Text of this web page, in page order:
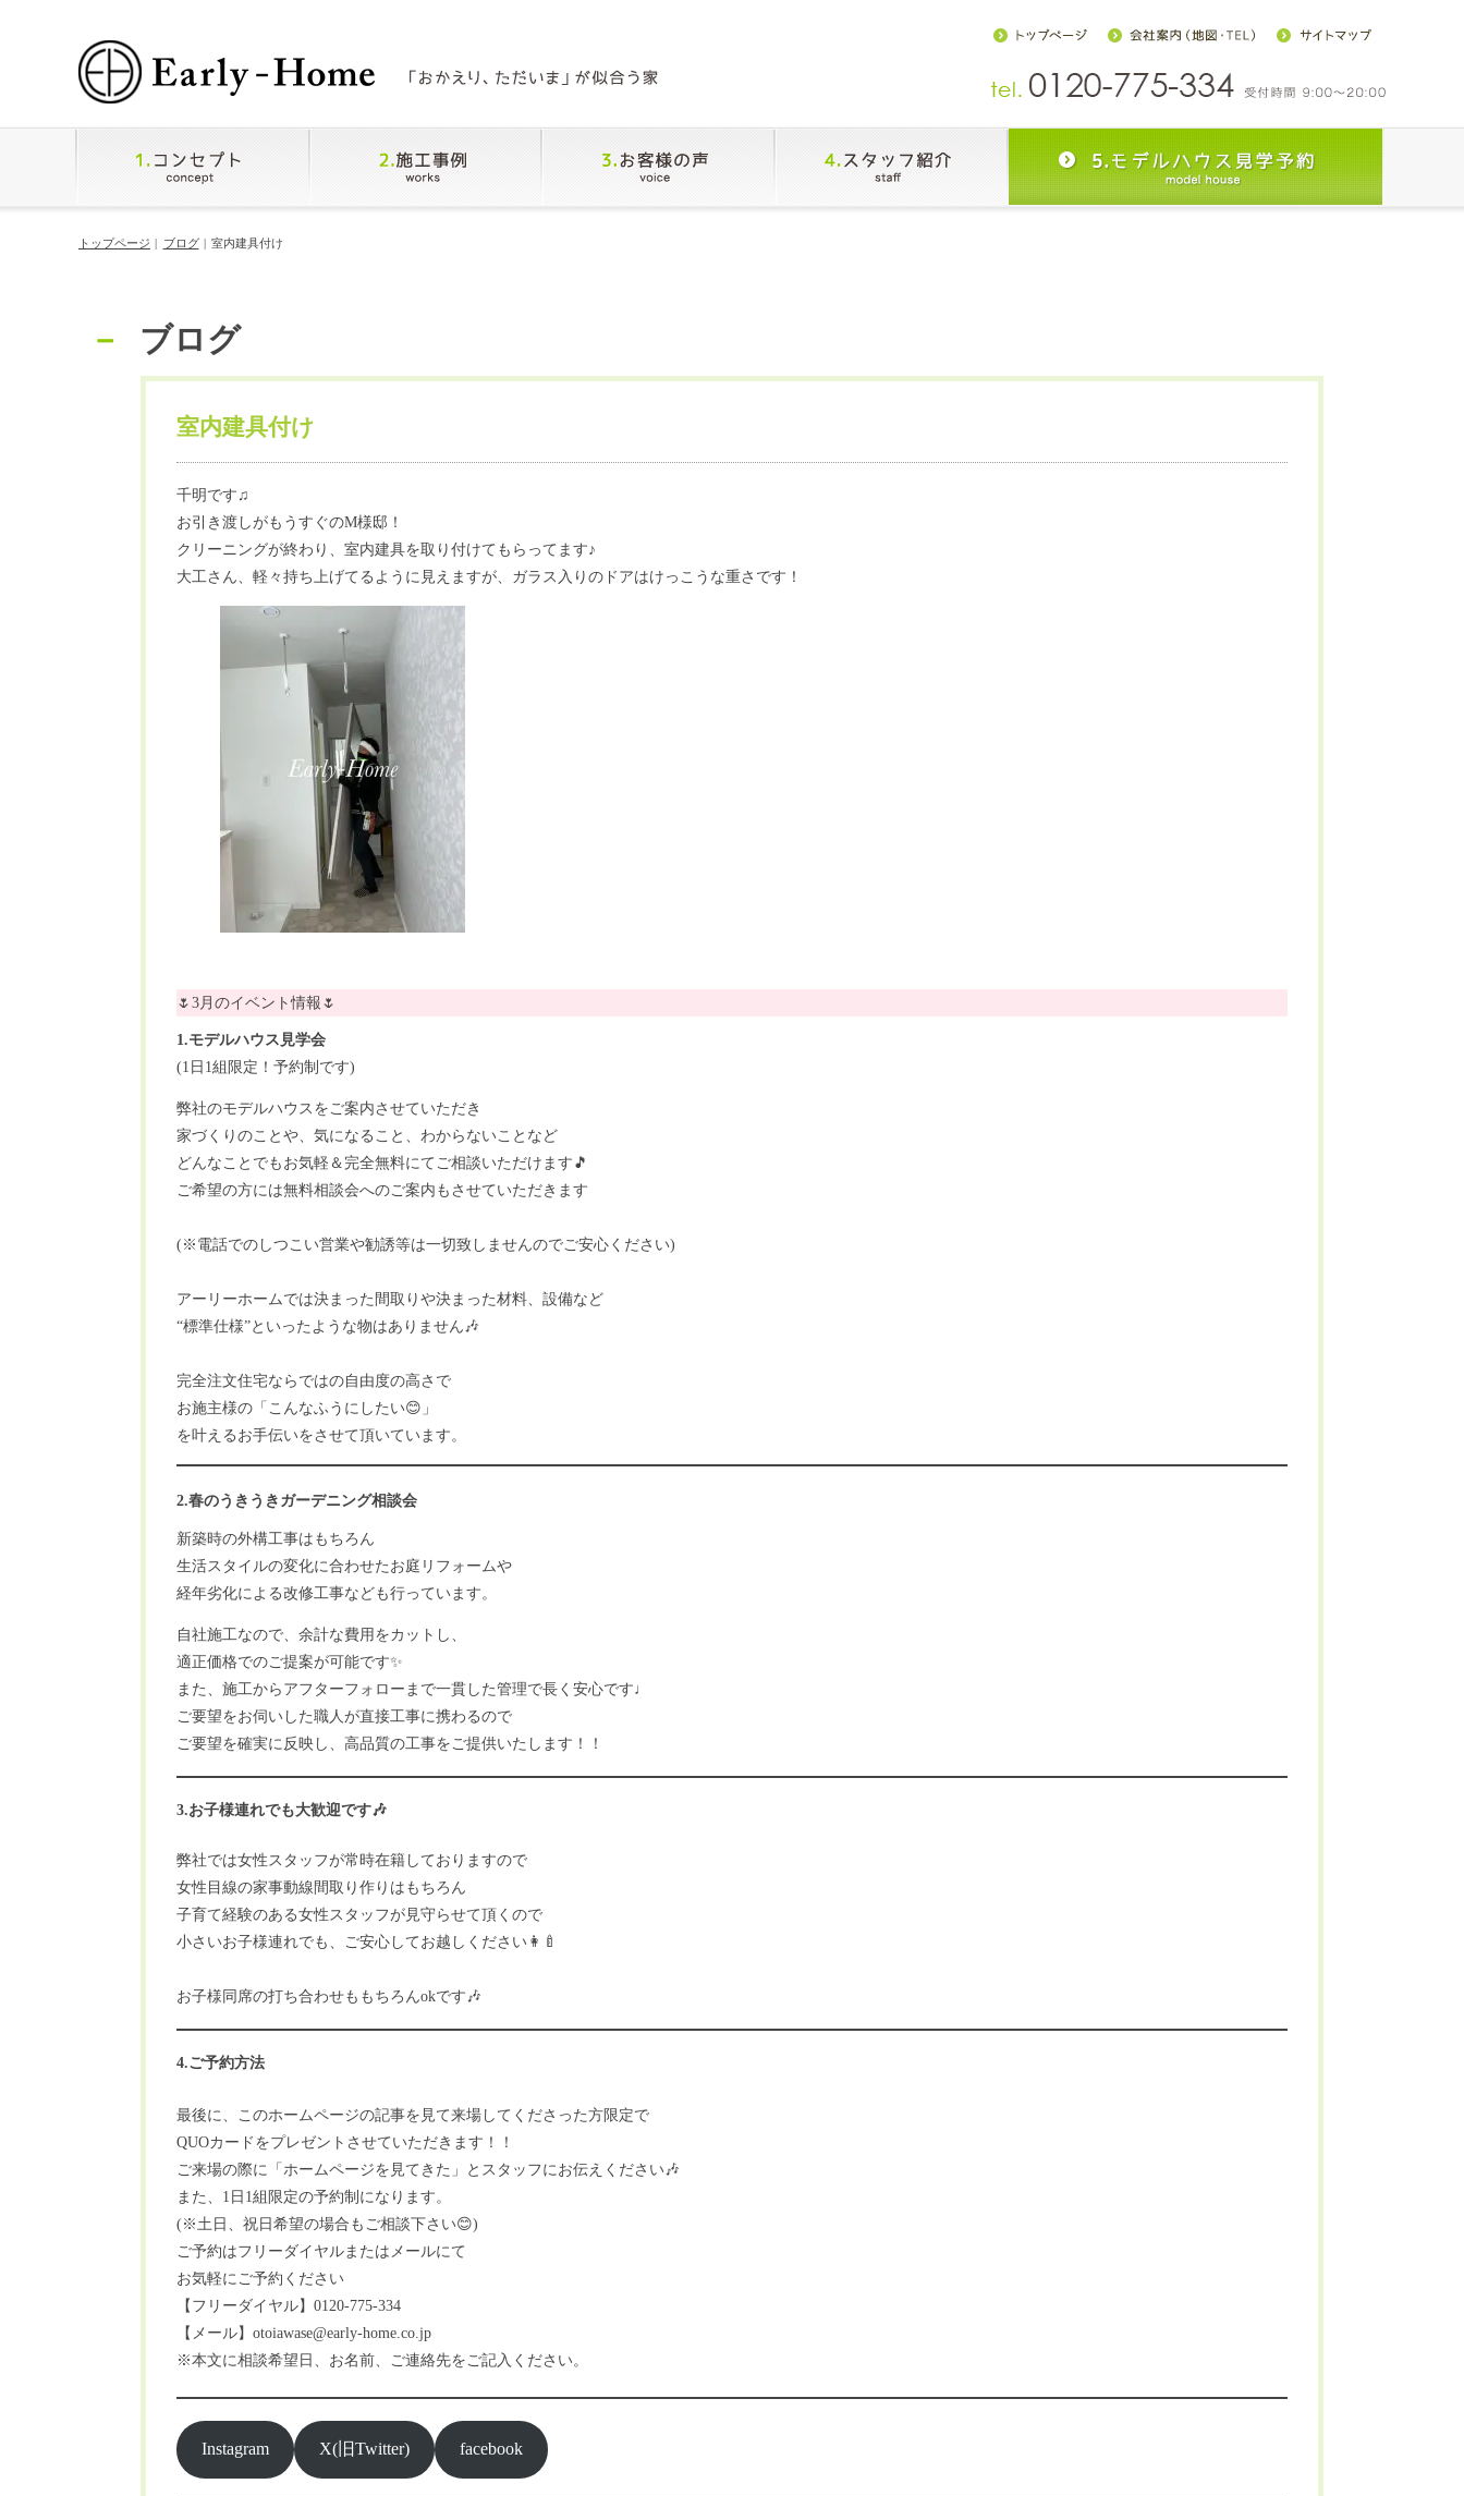
トップページ ブログ 室内建具付け
ブログ
室内建具付け
千明です♫
お引き渡しがもうすぐのM様邸！
クリーニングが終わり、室内建具を取り付けてもらってます♪
大工さん、軽々持ち上げてるように見えますが、ガラス入りのドアはけっこうな重さです！
🌷3月のイベント情報🌷
1.モデルハウス見学会
(1日1組限定！予約制です)
弊社のモデルハウスをご案内させていただき
家づくりのことや、気になること、わからないことなど
どんなことでもお気軽＆完全無料にてご相談いただけます🎵
ご希望の方には無料相談会へのご案内もさせていただきます
(※電話でのしつこい営業や勧誘等は一切致しませんのでご安心ください)
アーリーホームでは決まった間取りや決まった材料、設備など
“標準仕様”といったような物はありません🎶
完全注文住宅ならではの自由度の高さで
お施主様の「こんなふうにしたい😊」
を叶えるお手伝いをさせて頂いています。
2.春のうきうきガーデニング相談会
新築時の外構工事はもちろん
生活スタイルの変化に合わせたお庭リフォームや
経年劣化による改修工事なども行っています。
自社施工なので、余計な費用をカットし、
適正価格でのご提案が可能です✨
また、施工からアフターフォローまで一貫した管理で長く安心です♩
ご要望をお伺いした職人が直接工事に携わるので
ご要望を確実に反映し、高品質の工事をご提供いたします！！
3.お子様連れでも大歓迎です🎶
弊社では女性スタッフが常時在籍しておりますので
女性目線の家事動線間取り作りはもちろん
子育て経験のある女性スタッフが見守らせて頂くので
小さいお子様連れでも、ご安心してお越しください👩‍🍼
お子様同席の打ち合わせももちろんokです🎶
4.ご予約方法
最後に、このホームページの記事を見て来場してくださった方限定で
QUOカードをプレゼントさせていただきます！！
ご来場の際に「ホームページを見てきた」とスタッフにお伝えください🎶
また、1日1組限定の予約制になります。
(※土日、祝日希望の場合もご相談下さい😊)
ご予約はフリーダイヤルまたはメールにて
お気軽にご予約ください
【フリーダイヤル】0120-775-334
【メール】otoiawase@early-home.co.jp
※本文に相談希望日、お名前、ご連絡先をご記入ください。
Instagram X(旧Twitter) facebook